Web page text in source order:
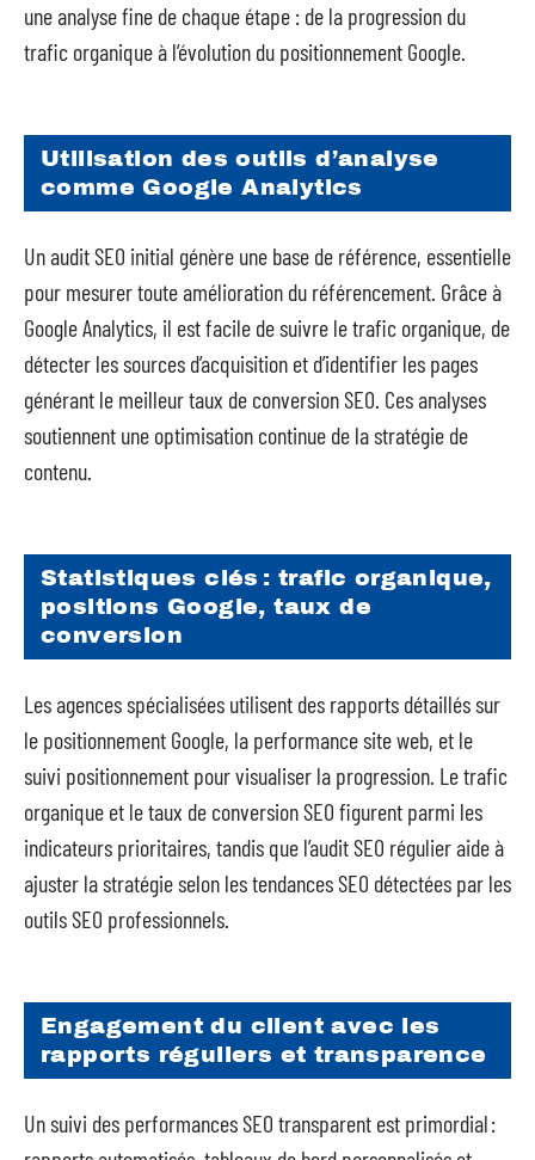
une analyse fine de chaque étape : de la progression du
trafic organique à l’évolution du positionnement Google.
Utilisation des outils d’analyse
comme Google Analytics
Un audit SEO initial génère une base de référence, essentielle
pour mesurer toute amélioration du référencement. Grâce à
Google Analytics, il est facile de suivre le trafic organique, de
détecter les sources d’acquisition et d’identifier les pages
générant le meilleur taux de conversion SEO. Ces analyses
soutiennent une optimisation continue de la stratégie de
contenu.
Statistiques clés : trafic organique,
positions Google, taux de
conversion
Les agences spécialisées utilisent des rapports détaillés sur
le positionnement Google, la performance site web, et le
suivi positionnement pour visualiser la progression. Le trafic
organique et le taux de conversion SEO figurent parmi les
indicateurs prioritaires, tandis que l’audit SEO régulier aide à
ajuster la stratégie selon les tendances SEO détectées par les
outils SEO professionnels.
Engagement du client avec les
rapports réguliers et transparence
Un suivi des performances SEO transparent est primordial :